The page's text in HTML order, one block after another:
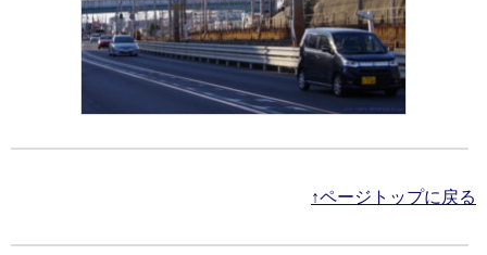
↑ページトップに戻る